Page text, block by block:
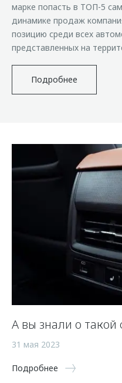
марке попасть в ТОП-5
динамике продаж
позицию среди всех
представленных на
Подробнее
А вы знали о такой
31 мая 2023
Подробнее